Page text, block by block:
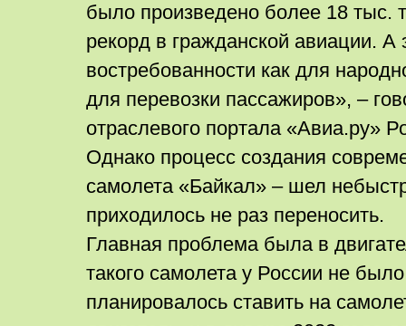
было произведено более 18 тыс.
рекорд в гражданской авиации. А
востребованности как для
для перевозки пассажиров», –
отраслевого портала «Авиа.ру»
Однако процесс создания
самолета «Байкал» – шел
приходилось не раз переносить.
Главная проблема была в
такого самолета у России не
планировалось ставить на